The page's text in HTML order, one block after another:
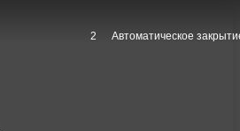
1 Автоматическое